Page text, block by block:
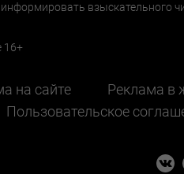
взыскательного
16+
на сайте Реклама в
Пользовательское